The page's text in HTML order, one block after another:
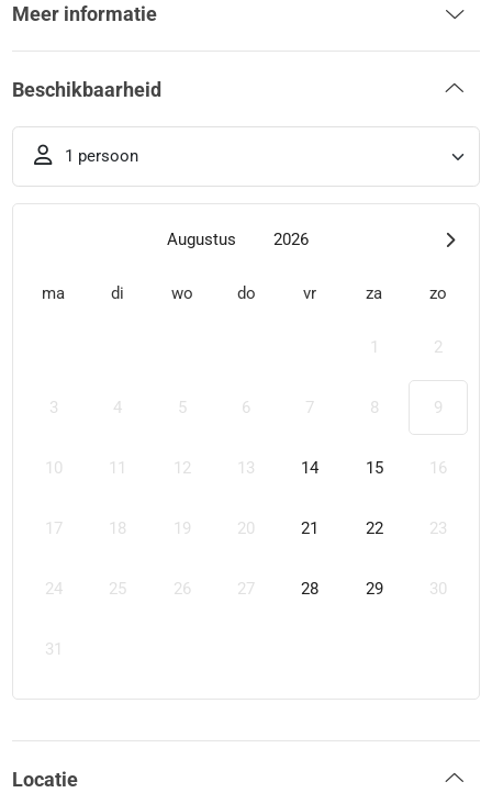
Meer informatie
Beschikbaarheid
1 persoon
Augustus 2026
ma di wo do vr za zo
1 2
3 4 5 6 7 8 9
10 11 12 13 14 15 16
17 18 19 20 21 22 23
24 25 26 27 28 29 30
31
Locatie